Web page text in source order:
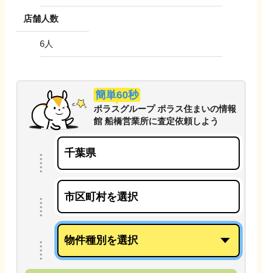
店舗人数
6人
簡単60秒
ポラスグループ ポラス住まいの情報
館 船橋営業所に査定依頼しよう